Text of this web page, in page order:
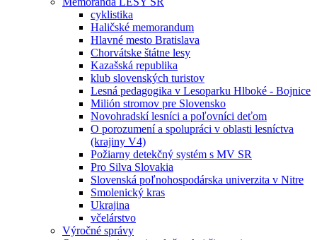
cyklistika
Haličské memorandum
Hlavné mesto Bratislava
Chorvátske štátne lesy
Kazašská republika
klub slovenských turistov
Lesná pedagogika v Lesoparku Hlboké - Bojnice
Milión stromov pre Slovensko
Novohradskí lesníci a poľovníci deťom
O porozumení a spolupráci v oblasti lesníctva
(krajiny V4)
Požiarny detekčný systém s MV SR
Pro Silva Slovakia
Slovenská poľnohospodárska univerzita v Nitre
Smolenický kras
Ukrajina
včelárstvo
Výročné správy